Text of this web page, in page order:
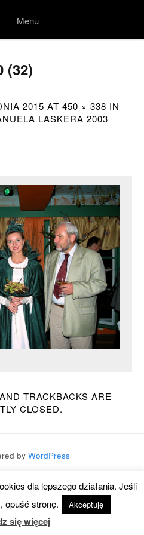
Menu
Skip to
(32)
2015 AT 450 × 338 IN
LASKERA 2003
TRACKBACKS ARE
CLOSED.
by WordPress
dla lepszego działania. Jeśli
opuść stronę.
Akceptuję
się więcej